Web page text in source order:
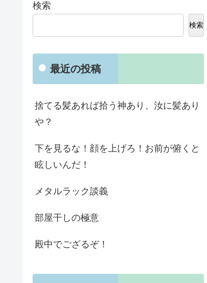
検索
検索
最近の投稿
捨てる髪あれば拾う神あり、汝に髪あり
や？
下を見るな！顔を上げろ！お前が俯くと
眩しいんだ！
メタルラック談義
部屋干しの極意
殿中でござるぞ！